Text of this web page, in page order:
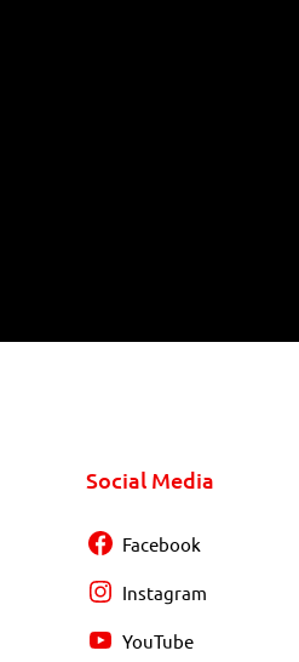
Social Media
Facebook
Instagram
YouTube